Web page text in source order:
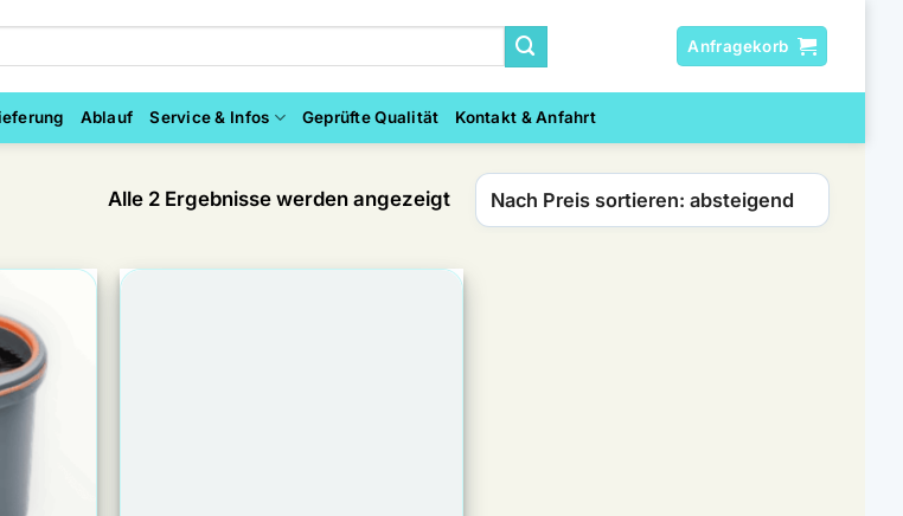
Anfragekorb
Ablauf Service & Infos Geprüfte Qualität Kontakt & Anfahrt
Alle 2 Ergebnisse werden angezeigtNach
Preis
absteigend